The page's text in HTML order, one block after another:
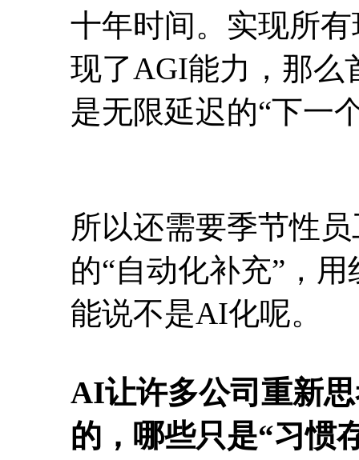
十年时间。实现所
现了AGI能力，那么
是无限延迟的“下一
所以还需要季节性
的“自动化补充”，
能说不是AI化呢。
AI让许多公司重新
的，哪些只是“习惯